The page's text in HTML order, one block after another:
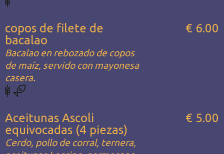
copos de filete de
bacalao
Bacalao en rebozado de copos
de maíz, servido con mayonesa
casera.
€ 6.00
Aceitunas Ascoli
equivocadas (4 piezas)
Cerdo, pollo de corral, ternera,
€ 5.00